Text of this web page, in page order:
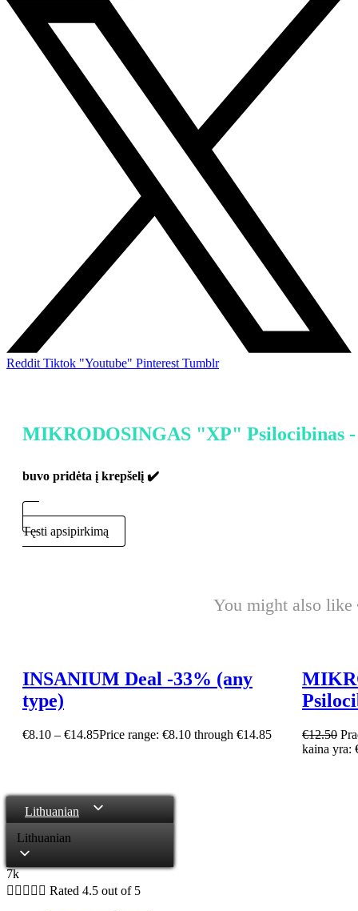
Reddit Tiktok "Youtube" Pinterest Tumblr
MIKRODOSINGAS "XP" Psilocibinas
buvo pridėta į krepšelį ✔️
Tęsti apsipirkimą
You might also like
INSANIUM Deal -33% (any
type)
€8.10 – €14.85Price range: €8.10 through €14.85 €12.50
kaina yra:
Lithuanian
Lithuanian
7k
     Rated 4.5 out of 5